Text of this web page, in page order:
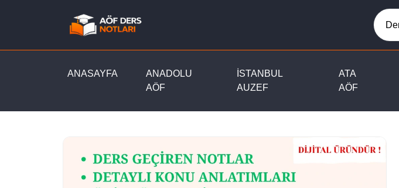
ANASAYFA
ANADOLU
AÖF
İSTANBUL
AUZEF
ATA
AÖF